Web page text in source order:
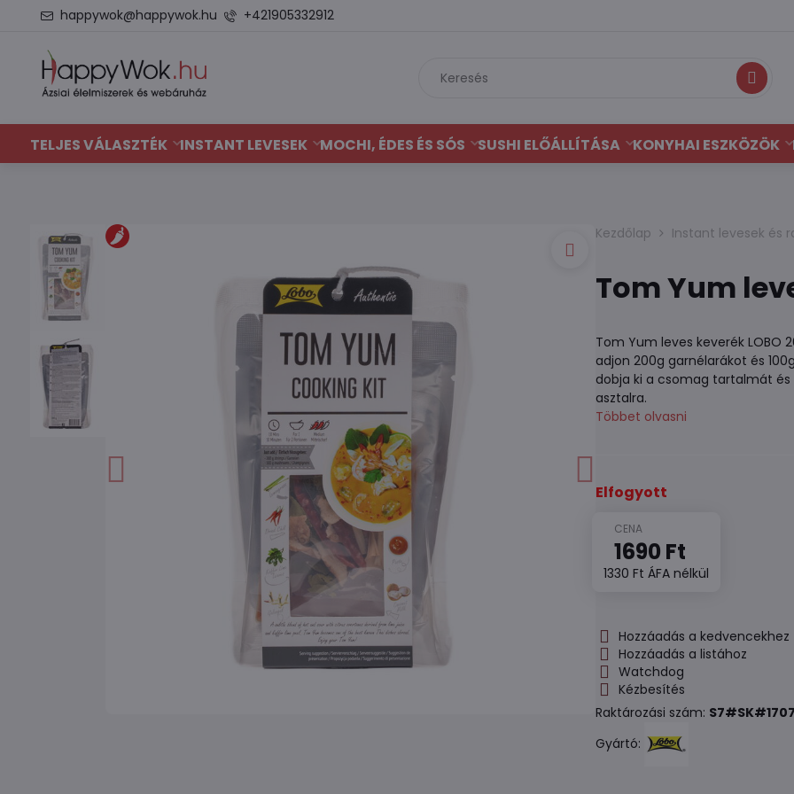
happywok@happywok.hu +421905332912
Keresés
TELJES VÁLASZTÉK INSTANT LEVESEK MOCHI, ÉDES ÉS SÓS SUSHI ELŐÁLLÍTÁSA KONYHAI ESZKÖZÖK
Kezdőlap Instant levesek és
Tom Yum
Tom Yum leves keverék LOBO
adjon 200g garnélarákot és
dobja ki a csomag tartalmát
asztalra.
Többet olvasni
Elfogyott
1690 Ft
1330 Ft ÁFA nélkül
Hozzáadás a kedvencekhez
Hozzáadás a listához
Watchdog
Kézbesítés
Raktározási szám:
Gyártó: